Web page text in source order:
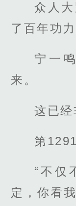
众人
了百年功
宁一
来。
这已经
第
“不仅
定，你看